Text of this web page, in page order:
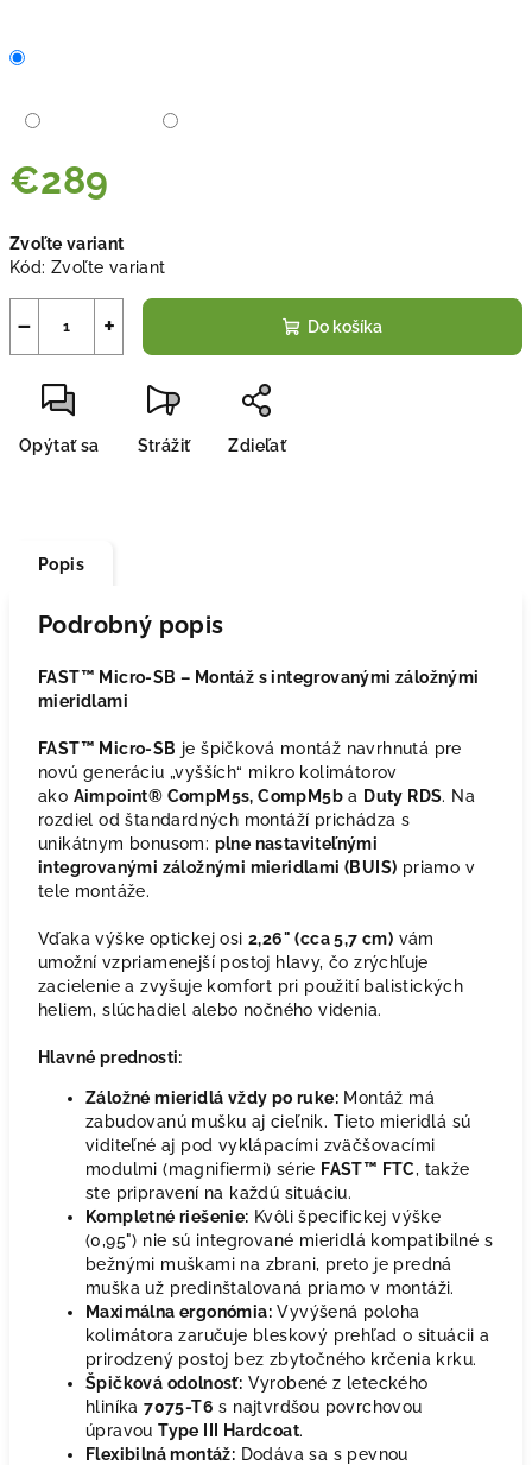
€289
cena:
Zvoľte variant
Kód: Zvoľte variant
+
− Do košíka
Opýtať sa Strážiť Zdieľať
Popis
Podrobný popis
FAST™ Micro-SB – Montáž s integrovanými záložnými
mieridlami
FAST™ Micro-SB je špičková montáž navrhnutá pre
novú generáciu „vyšších“ mikro kolimátorov
ako Aimpoint® CompM5s, CompM5b a Duty RDS. Na
rozdiel od štandardných montáží prichádza s
unikátnym bonusom: plne nastaviteľnými
integrovanými záložnými mieridlami (BUIS) priamo v
tele montáže.
Vďaka výške optickej osi 2,26" (cca 5,7 cm) vám
umožní vzpriamenejší postoj hlavy, čo zrýchľuje
zacielenie a zvyšuje komfort pri použití balistických
heliem, slúchadiel alebo nočného videnia.
Hlavné prednosti:
Záložné mieridlá vždy po ruke: Montáž má
zabudovanú mušku aj cieľnik. Tieto mieridlá sú
viditeľné aj pod vyklápacími zväčšovacími
modulmi (magnifiermi) série FAST™ FTC, takže
ste pripravení na každú situáciu.
Kompletné riešenie: Kvôli špecifickej výške
(0,95") nie sú integrované mieridlá kompatibilné s
bežnými muškami na zbrani, preto je predná
muška už predinštalovaná priamo v montáži.
Maximálna ergonómia: Vyvýšená poloha
kolimátora zaručuje bleskový prehľad o situácii a
prirodzený postoj bez zbytočného krčenia krku.
Špičková odolnosť: Vyrobené z leteckého
hliníka 7075-T6 s najtvrdšou povrchovou
úpravou Type III Hardcoat.
Flexibilná montáž: Dodáva sa s pevnou